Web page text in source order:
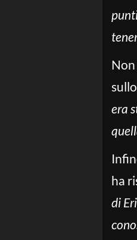
era
ha
di